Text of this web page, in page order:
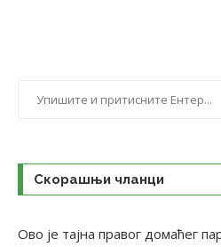
Скорашњи чланци
Ово је тајна правог домаћег